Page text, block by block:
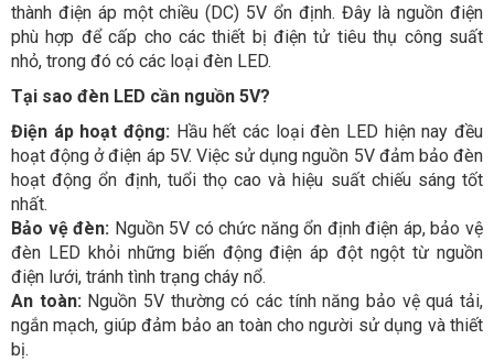
thành điện áp một chiều (DC) 5V ổn định. Đây là nguồn điện
phù hợp để cấp cho các thiết bị điện tử tiêu thụ công suất
nhỏ, trong đó có các loại đèn LED.
Tại sao đèn LED cần nguồn 5V?
Điện áp hoạt động: Hầu hết các loại đèn LED hiện nay đều
hoạt động ở điện áp 5V. Việc sử dụng nguồn 5V đảm bảo đèn
hoạt động ổn định, tuổi thọ cao và hiệu suất chiếu sáng tốt
nhất.
Bảo vệ đèn: Nguồn 5V có chức năng ổn định điện áp, bảo vệ
đèn LED khỏi những biến động điện áp đột ngột từ nguồn
điện lưới, tránh tình trạng cháy nổ.
An toàn:Nguồn 5V thường có các tính năng bảo vệ quá tải,
ngắn mạch, giúp đảm bảo an toàn cho người sử dụng và thiết
bị.